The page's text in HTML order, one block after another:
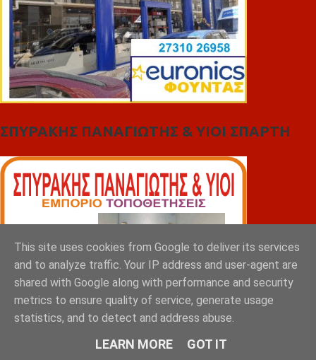
ΣΠΥΡΑΚΗΣ ΠΑΝΑΓΙΩΤΗΣ & YIOI ΣΠΑΡΤΗ
This site uses cookies from Google to deliver its services
and to analyze traffic. Your IP address and user-agent are
shared with Google along with performance and security
metrics to ensure quality of service, generate usage
statistics, and to detect and address abuse.
LEARN MORE GOT IT